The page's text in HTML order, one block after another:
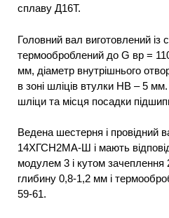
сплаву Д16Т.
Головний вал виготовлений із
термооброблений до G вр =
мм, діаметр внутрішнього
в зоні шліців втулки НВ – 5
шліци та місця посадки
Ведена шестерня і провідний
14ХГСН2МА-Ш і мають
модулем 3 і кутом зачеплення
глибину 0,8-1,2 мм і
59-61.